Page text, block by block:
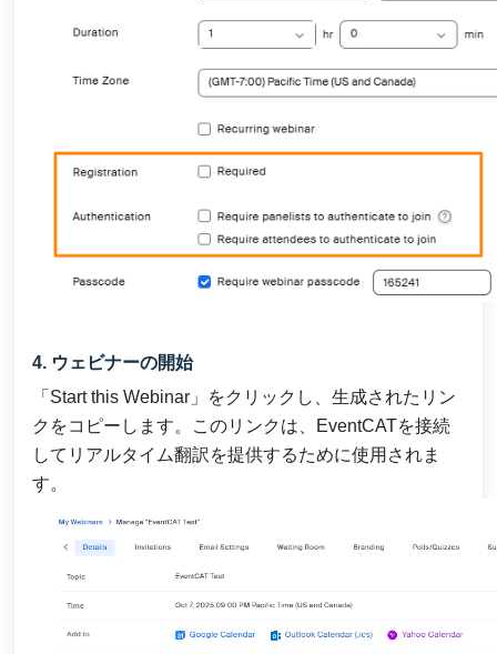
4. ウェビナーの開始
「Start this Webinar」をクリックし、生成されたリン
クをコピーします。このリンクは、EventCATを接続
してリアルタイム翻訳を提供するために使用されま
す。